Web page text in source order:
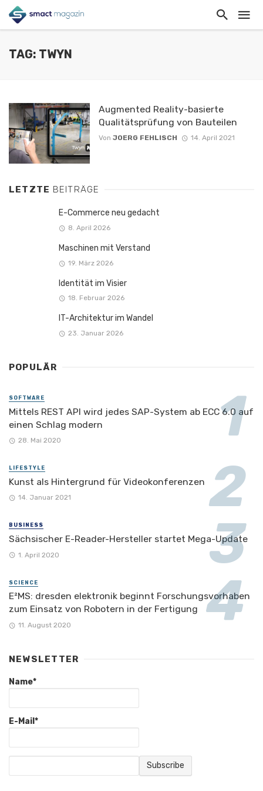
TAG: TWYN
Augmented Reality-basierte
Qualitätsprüfung von Bauteilen
Von JOERG FEHLISCH 14. April 2021
LETZTE BEITRÄGE
E-Commerce neu gedacht
8. April 2026
Maschinen mit Verstand
19. März 2026
Identität im Visier
18. Februar 2026
IT-Architektur im Wandel
23. Januar 2026
POPULÄR
SOFTWARE
Mittels REST API wird jedes SAP-System ab ECC 6.0 auf
einen Schlag modern
28. Mai 2020
LIFESTYLE
Kunst als Hintergrund für Videokonferenzen
14. Januar 2021
BUSINESS
Sächsischer E-Reader-Hersteller startet Mega-Update
1. April 2020
SCIENCE
E²MS: dresden elektronik beginnt Forschungsvorhaben
zum Einsatz von Robotern in der Fertigung
11. August 2020
NEWSLETTER
Name*
E-Mail*